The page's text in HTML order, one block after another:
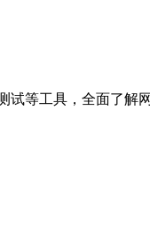
等工具，全面了解